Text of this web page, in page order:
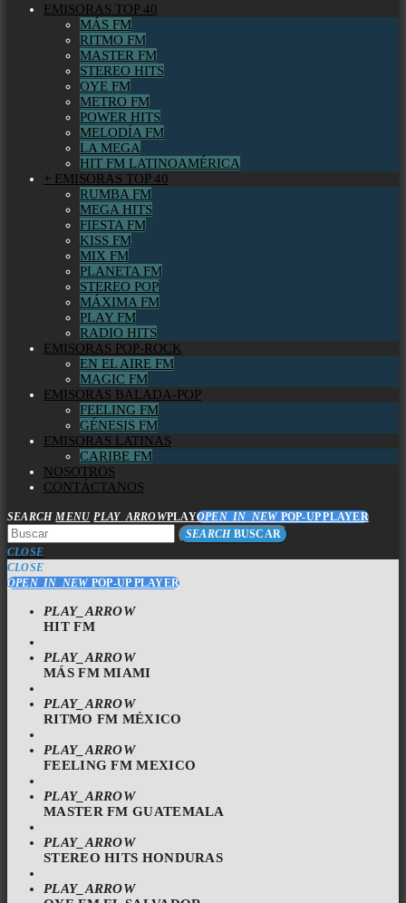
EMISORAS TOP 40
MÁS FM
RITMO FM
MASTER FM
STEREO HITS
OYE FM
METRO FM
POWER HITS
MELODÍA FM
LA MEGA
HIT FM LATINOAMÉRICA
+ EMISORAS TOP 40
RUMBA FM
MEGA HITS
FIESTA FM
KISS FM
MIX FM
PLANETA FM
STEREO POP
MÁXIMA FM
PLAY FM
RADIO HITS
EMISORAS POP-ROCK
EN EL AIRE FM
MAGIC FM
EMISORAS BALADA-POP
FEELING FM
GÉNESIS FM
EMISORAS LATINAS
CARIBE FM
NOSOTROS
CONTÁCTANOS
SEARCH MENU PLAY_ARROWPLAYOPEN_IN_NEWPOP-UP PLAYER
SEARCHBUSCAR
CLOSE
CLOSE
OPEN_IN_NEWPOP-UP PLAYER
PLAY_ARROW
HIT FM
PLAY_ARROW
MÁS FM MIAMI
PLAY_ARROW
RITMO FM MÉXICO
PLAY_ARROW
FEELING FM MEXICO
PLAY_ARROW
MASTER FM GUATEMALA
PLAY_ARROW
STEREO HITS HONDURAS
PLAY_ARROW